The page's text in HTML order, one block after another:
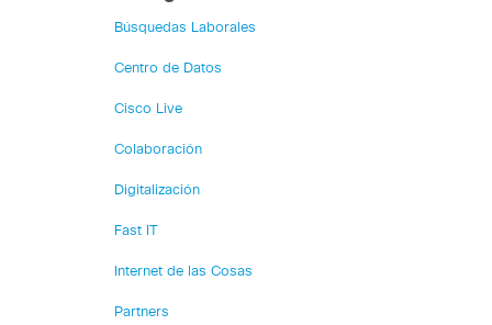
Búsquedas Laborales
Centro de Datos
Cisco Live
Colaboración
Digitalización
Fast IT
Internet de las Cosas
Partners